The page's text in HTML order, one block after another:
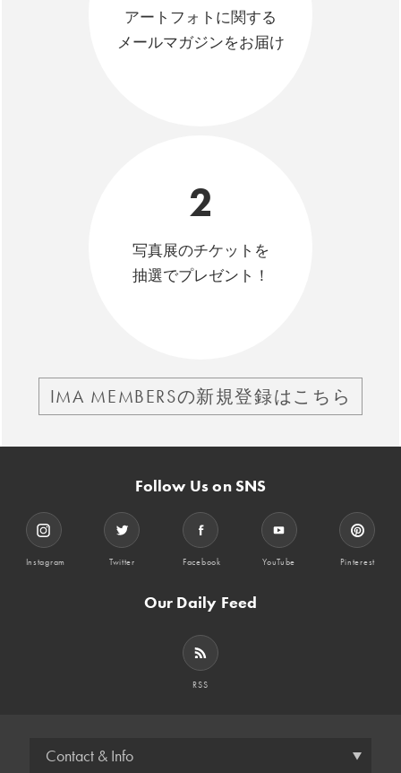
アートフォトに関する
メールマガジンをお届け
2
写真展のチケットを
抽選でプレゼント！
IMA MEMBERSの新規登録はこちら
Follow Us on SNS
Instagram Twitter Facebook YouTube Pinterest
Our Daily Feed
RSS
Contact & Info